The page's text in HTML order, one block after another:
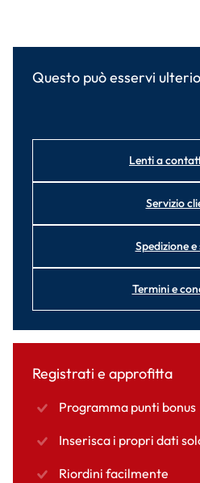
Questo può esservi
Lenti a
Servizio
Spedizione e
Termini e
Registrati e approfitta
Programma punti bonus
Inserisca i propri dati
Riordini facilmente